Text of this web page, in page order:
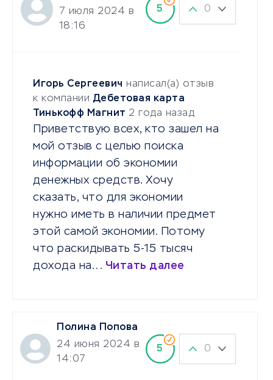
7 июля 2024 в
18:16
5 0
Игорь Сергеевич написал(а) отзыв
к компании Дебетовая карта
Тинькофф Магнит 2 года назад
Приветствую всех, кто зашел на
мой отзыв с целью поиска
информации об экономии
денежных средств. Хочу
сказать, что для экономии
нужно иметь в наличии предмет
этой самой экономии. Потому
что раскидывать 5-15 тысяч
дохода на... Читать далее
Полина Попова
24 июня 2024 в
14:07
5 0